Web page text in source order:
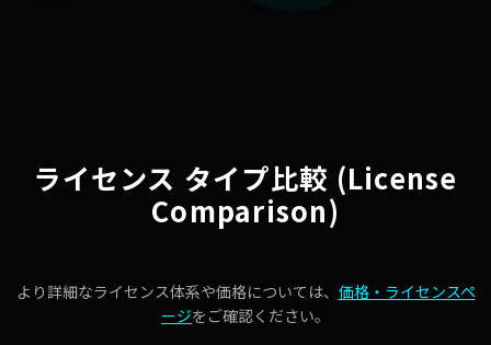
ライセンス タイプ比較 (License
Comparison)
より詳細なライセンス体系や価格については、 価格・ライセンスペ
ージをご確認ください。